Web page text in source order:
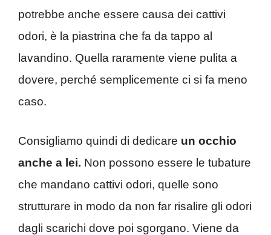
potrebbe anche essere causa dei cattivi
odori, è la piastrina che fa da tappo al
lavandino. Quella raramente viene pulita a
dovere, perché semplicemente ci si fa meno
caso.
Consigliamo quindi di dedicare un occhio
anche a lei. Non possono essere le tubature
che mandano cattivi odori, quelle sono
strutturare in modo da non far risalire gli odori
dagli scarichi dove poi sgorgano. Viene da